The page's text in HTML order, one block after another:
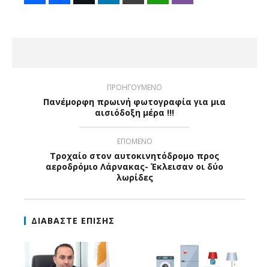
ΠΡΟΗΓΟΥΜΕΝΟ
Πανέμορφη πρωινή φωτογραφία για μια
αισιόδοξη μέρα !!!
ΕΠΟΜΕΝΟ
Τροχαίο στον αυτοκινητόδρομο προς
αεροδρόμιο Λάρνακας- Έκλεισαν οι δύο
λωρίδες
ΔΙΑΒΑΣΤΕ ΕΠΙΣΗΣ